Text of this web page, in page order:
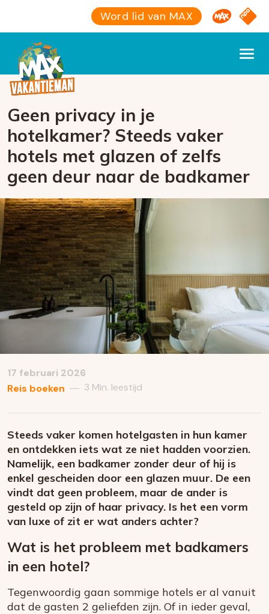
Word lid van MAX Omroep
NPO
Geen privacy in je
hotelkamer? Steeds vaker
hotels met glazen of zelfs
geen deur naar de badkamer
17 februari 2026
Reis boeken — 3 Min. leestijd
Steeds vaker komen hotelgasten in hun kamer
en ontdekken iets wat ze niet hadden voorzien.
Namelijk, een badkamer zonder deur of hij is
enkel gescheiden door een glazen muur. De een
vindt dat geen probleem, maar de ander is
gesteld op zijn of haar privacy. Is het een vorm
van luxe of zit er wat anders achter?
Wat is het probleem met badkamers
in een hotel?
Tegenwoordig gaan sommige hotels er al vanuit
dat de gasten 2 geliefden zijn. Of in ieder geval,